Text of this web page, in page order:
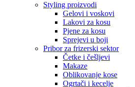
Styling proizvodi
Gelovi i voskovi
Lakovi za kosu
Pjene za kosu
Sprejevi u boji
Pribor za frizerski sektor
Četke i češljevi
Makaze
Oblikovanje kose
Ogrtači i kecelje